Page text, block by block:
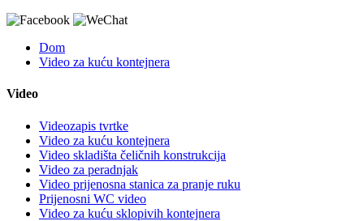
Dom
Video za kuću kontejnera
Video
Videozapis tvrtke
Video za kuću kontejnera
Video skladišta čeličnih konstrukcija
Video za peradnjak
Video prijenosna stanica za pranje ruku
Prijenosni WC video
Video za kuću sklopivih kontejnera